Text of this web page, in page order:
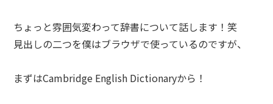
ちょっと雰囲気変わって辞書について話します！笑
見出しの二つを僕はブラウザで使っているのですが、
まずはCambridge English Dictionaryから！